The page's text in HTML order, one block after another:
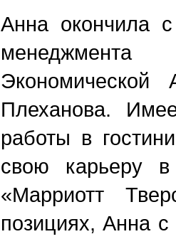
Анна окончила
Плеханова.
работы в
свою карьеру
«Марриотт
позициях, Анна